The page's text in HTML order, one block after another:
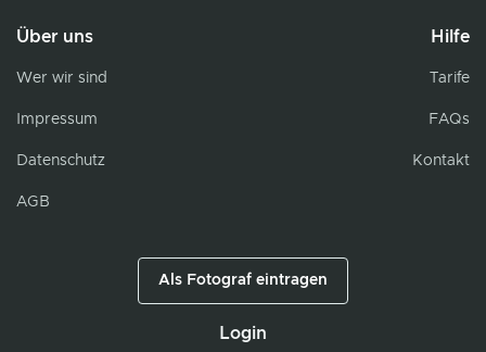
Über uns
Wer wir sind
Impressum
Datenschutz
AGB
Hilfe
Tarife
FAQs
Kontakt
Als Fotograf eintragen
Login